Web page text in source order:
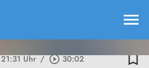
menu
Uhr / play_circle_outline30:02 bookmark_border